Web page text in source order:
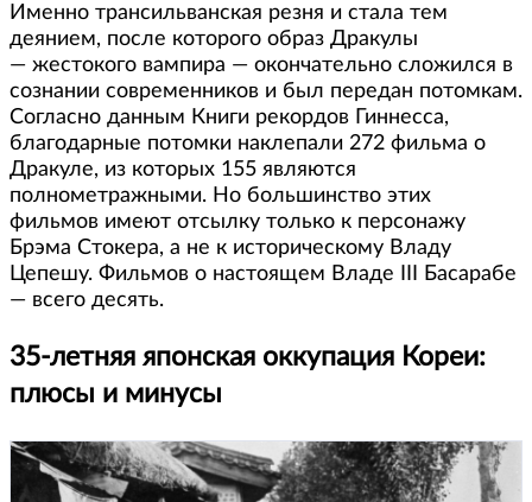
Именно трансильванская резня и стала тем
деянием, после которого образ Дракулы
— жестокого вампира — окончательно сложился в
сознании современников и был передан потомкам.
Согласно данным Книги рекордов Гиннесса,
благодарные потомки наклепали 272 фильма о
Дракуле, из которых 155 являются
полнометражными. Но большинство этих
фильмов имеют отсылку только к персонажу
Брэма Стокера, а не к историческому Владу
Цепешу. Фильмов о настоящем Владе III Басарабе
— всего десять.
35-летняя японская оккупация Кореи:
плюсы и минусы